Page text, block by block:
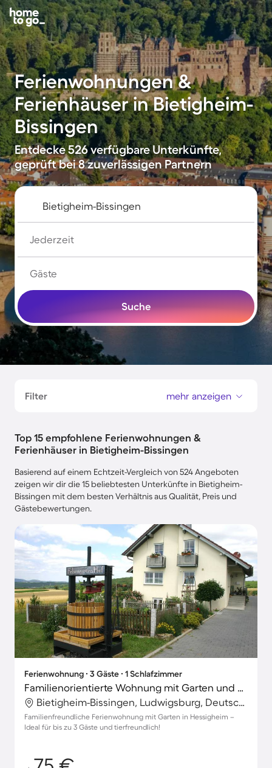
Ferienwohnungen &
Ferienhäuser in Bietigheim-
Bissingen
Entdecke 526 verfügbare Unterkünfte,
geprüft bei 8 zuverlässigen Partnern
Jederzeit
Gäste
Suche
Filter mehr anzeigen
Top 15 empfohlene Ferienwohnungen &
Ferienhäuser in Bietigheim-Bissingen
Basierend auf einem Echtzeit-Vergleich von 524 Angeboten
zeigen wir dir die 15 beliebtesten Unterkünfte in Bietigheim-
Bissingen mit dem besten Verhältnis aus Qualität, Preis und
Gästebewertungen.
Ferienwohnung ∙ 3 Gäste ∙ 1 Schlafzimmer
Familienorientierte Wohnung mit Garten und Terrasse | Haustiere sind willkommen
Bietigheim-Bissingen, Ludwigsburg, Deutschland
Familienfreundliche Ferienwohnung mit Garten in Hessigheim –
Ideal für bis zu 3 Gäste und tierfreundlich!